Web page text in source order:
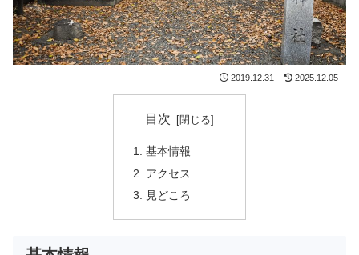
2019.12.31 2025.12.05
目次
基本情報
アクセス
見どころ